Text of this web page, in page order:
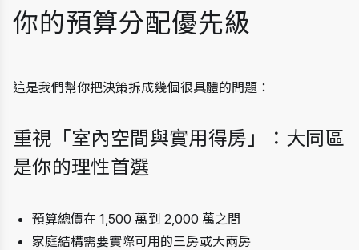
你的預算分配優先級
這是我們幫你把決策拆成幾個很具體的問題：
重視「室內空間與實用得房」：大同區
是你的理性首選
預算總價在 1,500 萬到 2,000 萬之間
家庭結構需要實際可用的三房或大兩房